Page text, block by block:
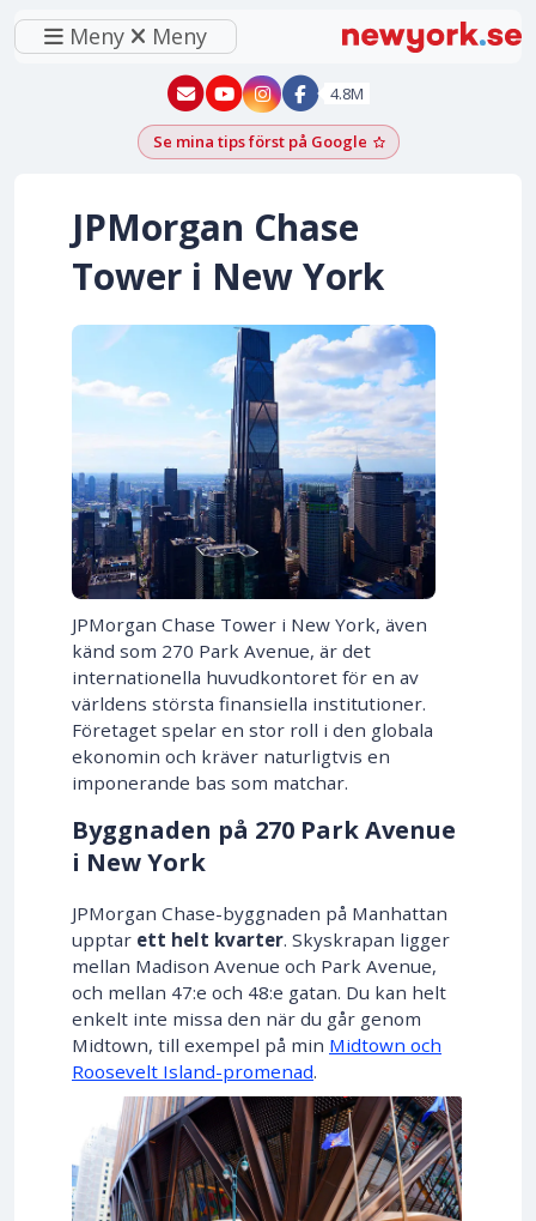
Meny Meny
New York - YouTube
New York - Instagram
4.8M
Se mina tips först på GoogleLägg till som
JPMorgan Chase
Tower i New York
JPMorgan Chase Tower i New York, även
känd som 270 Park Avenue, är det
internationella huvudkontoret för en av
världens största finansiella institutioner.
Företaget spelar en stor roll i den globala
ekonomin och kräver naturligtvis en
imponerande bas som matchar.
Byggnaden på 270 Park Avenue
i New York
JPMorgan Chase-byggnaden på Manhattan
upptar ett helt kvarter. Skyskrapan ligger
mellan Madison Avenue och Park Avenue,
och mellan 47:e och 48:e gatan. Du kan helt
enkelt inte missa den när du går genom
Midtown, till exempel på min Midtown och
Roosevelt Island-promenad.